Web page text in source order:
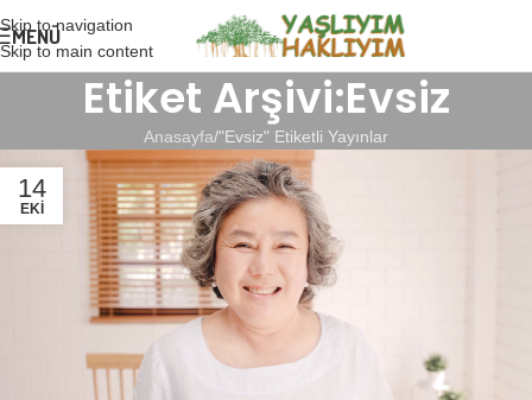
Skip to navigation
Skip to main content
MENÜ
Etiket Arşivi:Evsiz
Anasayfa "Evsiz" Etiketli Yayınlar
14
EKI